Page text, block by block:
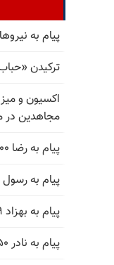
پیام به نیروهای
ترکیدن
اکسیون و
مجاهدین در
پیام به رضا ۳۰۰۰
پیام به رسول ۲۲۰۰
پیام به بهزاد ۴۹ تهران
پیام به نادر ۶۵۰ شیراز